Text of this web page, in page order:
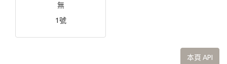
無
1號
本頁 API